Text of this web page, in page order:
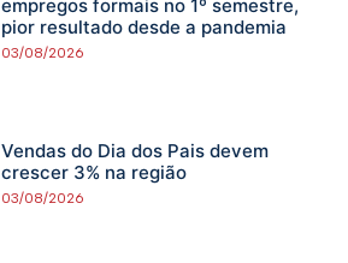
empregos formais no 1º semestre,
pior resultado desde a pandemia
03/08/2026
Vendas do Dia dos Pais devem
crescer 3% na região
03/08/2026